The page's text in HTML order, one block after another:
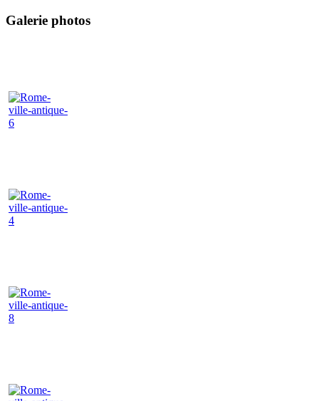
Galerie photos